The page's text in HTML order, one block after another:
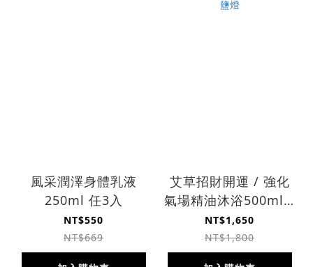
風采潤澤身體乳液
250ml 任3入
NT$550
NT$669
艾草招財開運 / 強化
氣場精油沐浴500ml 6
瓶 贈花開富貴招財鹽
燈
NT$1,650
NT$1,800